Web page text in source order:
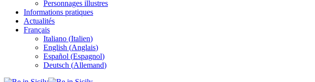
Personnages illustres
Informations pratiques
Actualités
Français
Italiano (Italien)
English (Anglais)
Español (Espagnol)
Deutsch (Allemand)